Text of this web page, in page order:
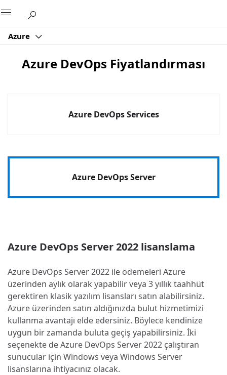
Azure
Azure DevOps Fiyatlandırması
Azure DevOps Services
Azure DevOps Server
Azure DevOps Server 2022 lisanslama
Azure DevOps Server 2022 ile ödemeleri Azure
üzerinden aylık olarak yapabilir veya 3 yıllık taahhüt
gerektiren klasik yazılım lisansları satın alabilirsiniz.
Azure üzerinden satın aldığınızda bulut hizmetimizi
kullanma avantajı elde edersiniz. Böylece kendinize
uygun bir zamanda buluta geçiş yapabilirsiniz. İki
seçenekte de Azure DevOps Server 2022 çalıştıran
sunucular için Windows veya Windows Server
lisanslarına ihtiyacınız olacak.